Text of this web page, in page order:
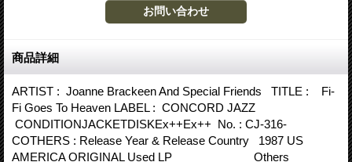
商品詳細
ARTIST : Joanne Brackeen And Special Friends TITLE : Fi-
Fi Goes To Heaven LABEL : CONCORD JAZZ
CONDITIONJACKETDISKEx++Ex++ No. : CJ-316-
COTHERS : Release Year & Release Country 1987 US
AMERICA ORIGINAL Used LP Others